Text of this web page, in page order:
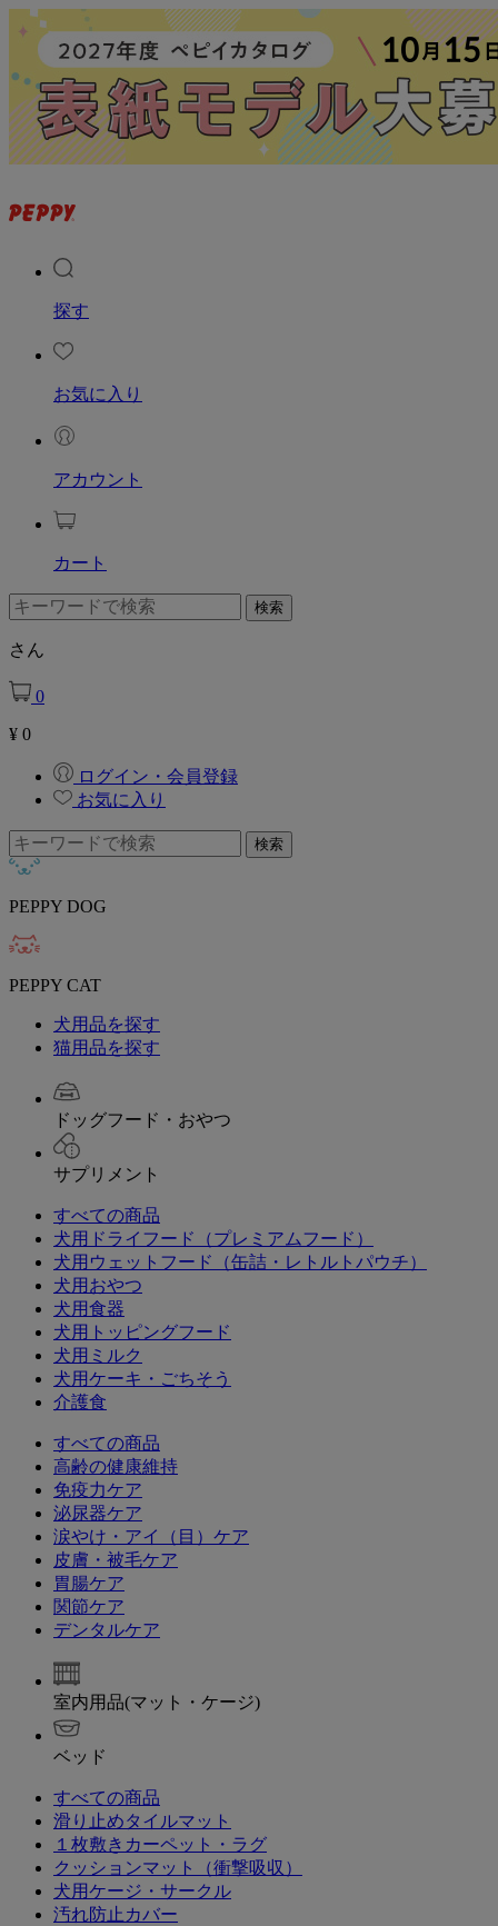
探す
お気に入り
アカウント
カート
さん
0
¥ 0
ログイン・会員登録
お気に入り
PEPPY DOG
PEPPY CAT
犬用品を探す
猫用品を探す
ドッグフード・おやつ
サプリメント
すべての商品
犬用ドライフード（プレミアムフード）
犬用ウェットフード（缶詰・レトルトパウチ）
犬用おやつ
犬用食器
犬用トッピングフード
犬用ミルク
犬用ケーキ・ごちそう
介護食
すべての商品
高齢の健康維持
免疫力ケア
泌尿器ケア
涙やけ・アイ（目）ケア
皮膚・被毛ケア
胃腸ケア
関節ケア
デンタルケア
室内用品(マット・ケージ)
ベッド
すべての商品
滑り止めタイルマット
１枚敷きカーペット・ラグ
クッションマット（衝撃吸収）
犬用ケージ・サークル
汚れ防止カバー